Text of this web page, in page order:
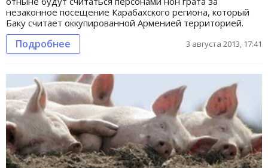
незаконное посещение Карабахского региона, который
Баку считает оккупированной Арменией территорией.
Подробнее 3 августа 2013, 17:41